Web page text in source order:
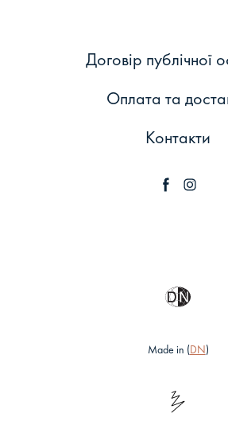
Договір публічної
Оплата та
Контакти
Made in (DN)